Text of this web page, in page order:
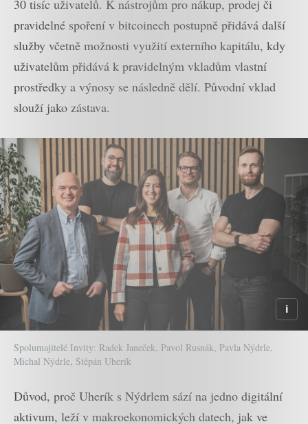
30 tisíc uživatelů. K nástrojům pro nákup, prodej či
pravidelné spoření v bitcoinech postupně přidává další
služby včetně možnosti využití externího kapitálu, kdy
uživatelům přidává k pravidelným vkladům vlastní
prostředky a výnosy se následně dělí. Původní vklad
slouží jako zástava.
Spolumajitelé Invity: Radek Janeček, Pavol Rusnák, Pavla Nýdrle,
Michal Nýdrle, Štěpán Uherík
Důvod, proč Uherík s Nýdrlem sází na jedno digitální
aktivum, leží v makroekonomických datech, jak ve